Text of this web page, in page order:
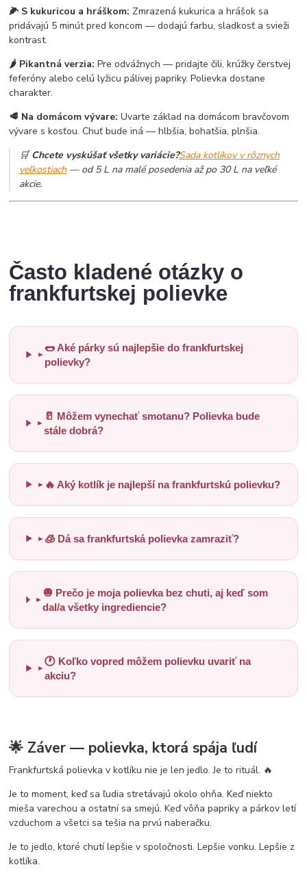
🌽 S kukuricou a hráškom: Zmrazená kukurica a hrášok sa
pridávajú 5 minút pred koncom — dodajú farbu, sladkosť a svieži
kontrast.
🌶️ Pikantná verzia: Pre odvážnych — pridajte čili, krúžky čerstvej
feferóny alebo celú lyžicu pálivej papriky. Polievka dostane
charakter.
🥩 Na domácom vývare: Uvarte základ na domácom bravčovom
vývare s kosťou. Chuť bude iná — hlbšia, bohatšia, plnšia.
🛒Chcete vyskúšať všetky variácie?Sada kotlíkov v rôznych
veľkostiach — od 5 L na malé posedenia až po 30 L na veľké
akcie.
Často kladené otázky o
frankfurtskej polievke
►
🌭 Aké párky sú najlepšie do frankfurtskej
polievky?
►
🥛 Môžem vynechať smotanu? Polievka bude
stále dobrá?
► 🔥 Aký kotlík je najlepší na frankfurtskú polievku?
► 🧊 Dá sa frankfurtská polievka zamraziť?
►
🧅 Prečo je moja polievka bez chuti, aj keď som
dal/a všetky ingrediencie?
►
🕐 Koľko vopred môžem polievku uvariť na
akciu?
🌟 Záver — polievka, ktorá spája ľudí
Frankfurtská polievka v kotlíku nie je len jedlo. Je to rituál. 🔥
Je to moment, keď sa ľudia stretávajú okolo ohňa. Keď niekto
mieša varechou a ostatní sa smejú. Keď vôňa papriky a párkov letí
vzduchom a všetci sa tešia na prvú naberačku.
Je to jedlo, ktoré chutí lepšie v spoločnosti. Lepšie vonku. Lepšie z
kotlíka.